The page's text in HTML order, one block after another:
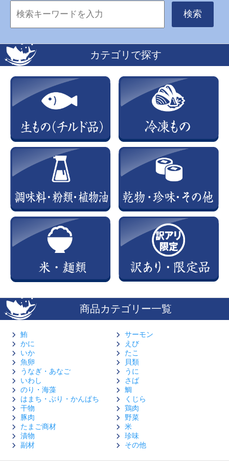
検索
カテゴリで探す
商品カテゴリー一覧
鮪
サーモン
かに
えび
いか
たこ
魚卵
貝類
うなぎ・あなご
うに
いわし
さば
のり・海藻
鯛
はまち・ぶり・かんぱち
くじら
干物
鶏肉
豚肉
野菜
たまご商材
米
漬物
珍味
副材
その他